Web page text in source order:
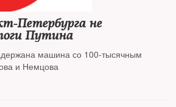
Петербурга не
Путина
машина со 100-тысячным
и Немцова